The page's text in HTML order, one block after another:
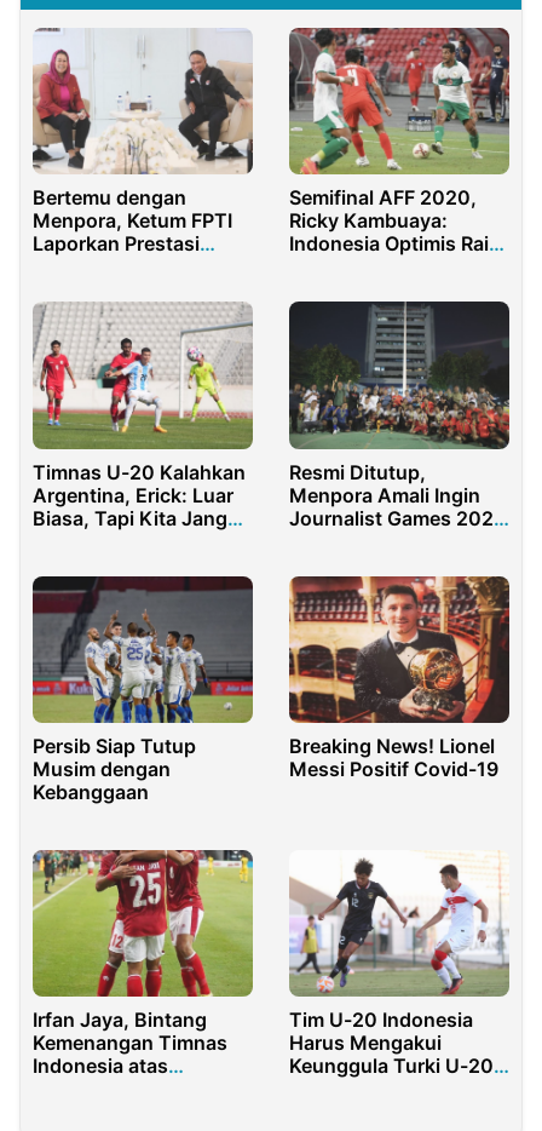
Bertemu dengan
Menpora, Ketum FPTI
Laporkan Prestasi
Semifinal AFF 2020,
Ricky Kambuaya:
Indonesia Optimis Raih
Timnas U-20 Kalahkan
Argentina, Erick: Luar
Biasa, Tapi Kita Jangan
Resmi Ditutup,
Menpora Amali Ingin
Journalist Games 2022
Persib Siap Tutup
Musim dengan
Kebanggaan
Breaking News! Lionel
Messi Positif Covid-19
Irfan Jaya, Bintang
Kemenangan Timnas
Indonesia atas
Tim U-20 Indonesia
Harus Mengakui
Keunggula Turki U-20